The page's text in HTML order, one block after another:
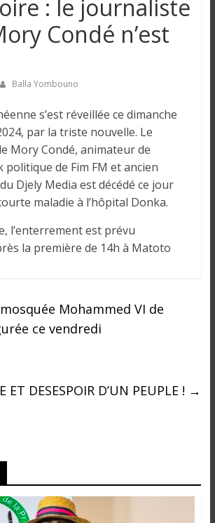
: le journaliste
Condé n’est
Balla Yombouno
s’est réveillée ce dimanche
par la triste nouvelle. Le
Mory Condé, animateur de
politique de Fim FM et ancien
Djely Media est décédé ce jour
maladie à l’hôpital Donka.
l’enterrement est prévu
la première de 14h à Matoto
Mohammed VI de
ce vendredi
ET DESESPOIR D’UN PEUPLE ! →